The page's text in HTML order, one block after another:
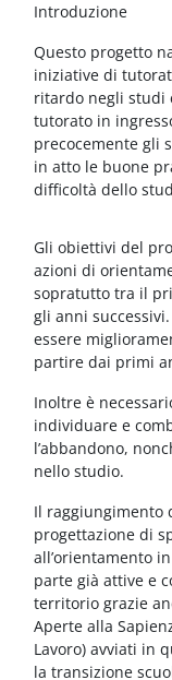
Vai al contenuto
Blocchi
Introduzione
Questo progetto
iniziative di
ritardo negli studi
tutorato in
precocemente gli
in atto le buone
difficoltà dello
Gli obiettivi del
azioni di
sopratutto tra il
gli anni
essere
partire dai primi
Inoltre è
individuare e
l’abbandono,
nello studio.
Il raggiungimento
progettazione di
all’orientamento
parte già attive e
territorio grazie
Aperte alla
Lavoro) avviati in
la transizione